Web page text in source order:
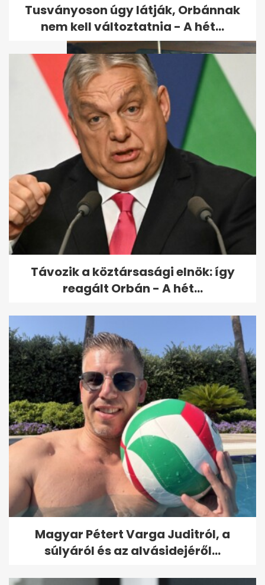
7 augusztusi mozifilm, amire
érdemes jegyet venni a
nagyvásznon
Tusványoson úgy látják, Orbánnak
nem kell változtatnia - A hét...
Távozik a köztársasági elnök: így
reagált Orbán - A hét...
Magyar Pétert Varga Juditról, a
súlyáról és az alvásidejéről...